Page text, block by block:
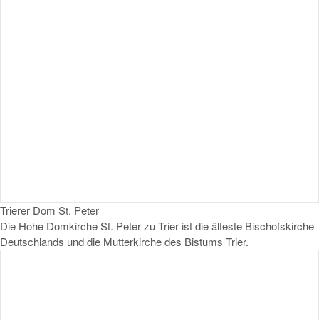
Trierer Dom St. Peter
Die Hohe Domkirche St. Peter zu Trier ist die älteste Bischofskirche
Deutschlands und die Mutterkirche des Bistums Trier.